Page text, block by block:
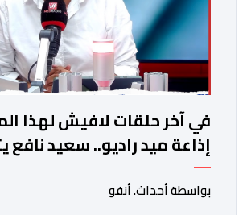
في آخر حلقات لافيش لهذا
إذاعة ميد راديو.. سعيد نافع
الفقيد الكاتب والصحفي جمال
بواسطة أحداث. أنفو